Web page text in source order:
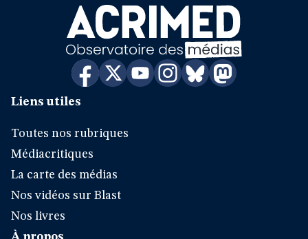
Liens utiles
Toutes nos rubriques
Médiacritiques
La carte des médias
Nos vidéos sur Blast
Nos livres